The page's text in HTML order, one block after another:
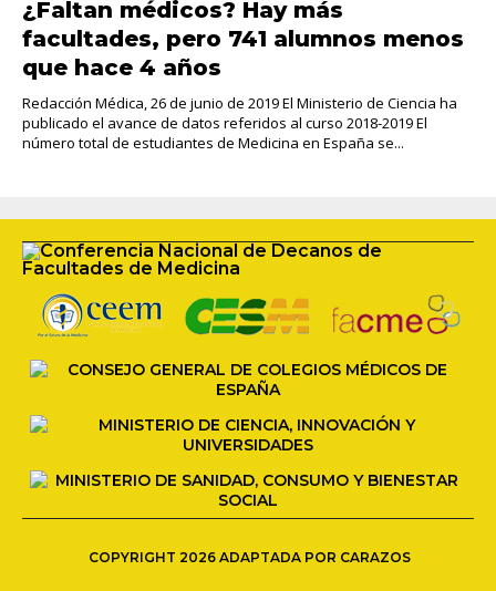
¿Faltan médicos? Hay más
facultades, pero 741 alumnos menos
que hace 4 años
Redacción Médica, 26 de junio de 2019 El Ministerio de Ciencia ha
publicado el avance de datos referidos al curso 2018-2019 El
número total de estudiantes de Medicina en España se...
COPYRIGHT 2026 ADAPTADA POR CARAZOS